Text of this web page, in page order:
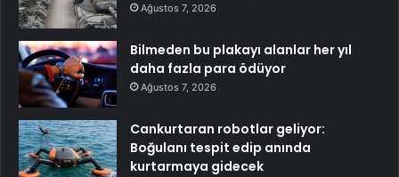
Ağustos 7, 2026
Bilmeden bu plakayı alanlar her yıl
daha fazla para ödüyor
Ağustos 7, 2026
Cankurtaran robotlar geliyor:
Boğulanı tespit edip anında
kurtarmaya gidecek